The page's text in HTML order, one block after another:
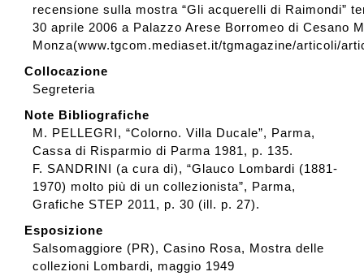
recensione sulla mostra “Gli acquerelli di Raimondi”
30 aprile 2006 a Palazzo Arese Borromeo di Cesano
Monza(www.tgcom.mediaset.it/tgmagazine/articoli/
Collocazione
Segreteria
Note Bibliografiche
M. PELLEGRI, “Colorno. Villa Ducale”, Parma,
Cassa di Risparmio di Parma 1981, p. 135.
F. SANDRINI (a cura di), “Glauco Lombardi (1881-
1970) molto più di un collezionista”, Parma,
Grafiche STEP 2011, p. 30 (ill. p. 27).
Esposizione
Salsomaggiore (PR), Casino Rosa, Mostra delle
collezioni Lombardi, maggio 1949